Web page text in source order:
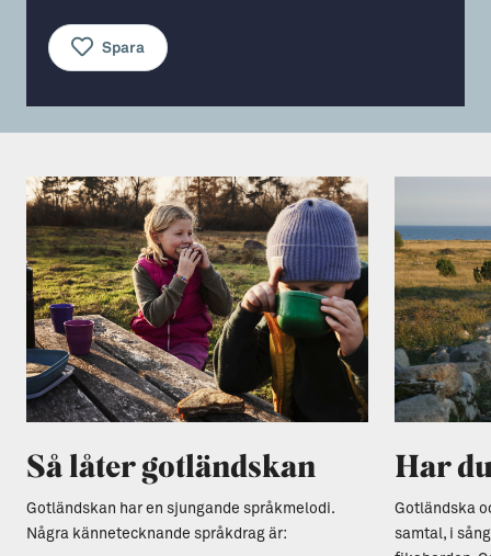
Möten & kongresser
Hansestaden världsarv
Gotlands kulturarv
Medeltidsveckan
Visby Centrum
→ Hyra bostad
→ Köpa bostad
→ Bygga hus
→ Fritidsliv
→ Föreningsliv
→ Idrottsliv
→ Tonårsliv
Barn & Familj
Spara
Så låter gotländskan
Gotländskan har en sjungande språkmelodi.
Några kännetecknande språkdrag är:
Har
Gotländska
samtal, i